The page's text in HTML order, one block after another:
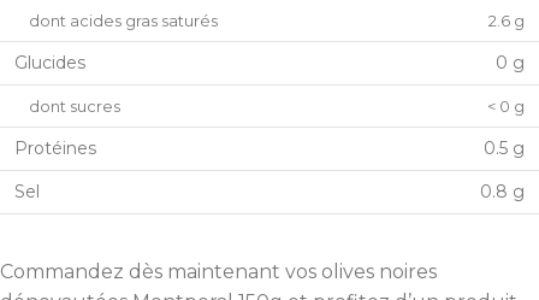
dont acides gras saturés 2.6 g
Glucides 0 g
dont sucres < 0 g
Protéines
0.5 g
Sel
0.8 g
Commandez dès maintenant vos olives noires